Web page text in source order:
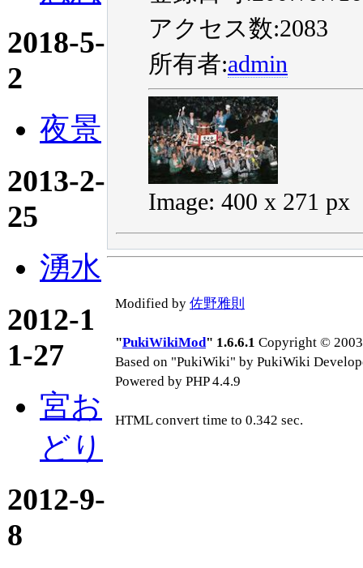
2018-5-
2
夜景
2013-2-
25
湧水
2012-1
1-27
宮お
どり
2012-9-
8
アクセス数:2083
所有者:admin
Image: 400 x 271 px
Modified by 佐野雅則
"PukiWikiMod" 1.6.6.1 Copyright ©
Based on "PukiWiki" by PukiWiki
Powered by PHP 4.4.9
HTML convert time to 0.342 sec.